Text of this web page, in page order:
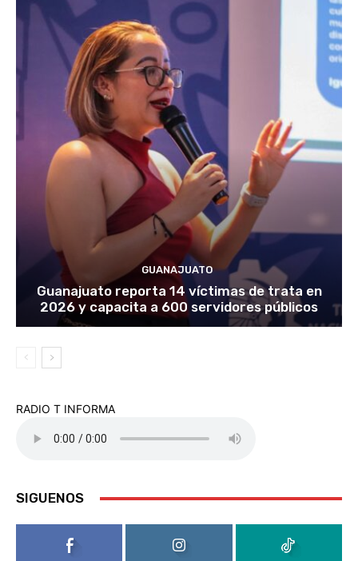
GUANAJUATO
Guanajuato reporta 14 víctimas de trata en
2026 y capacita a 600 servidores públicos
RADIO T INFORMA
SIGUENOS